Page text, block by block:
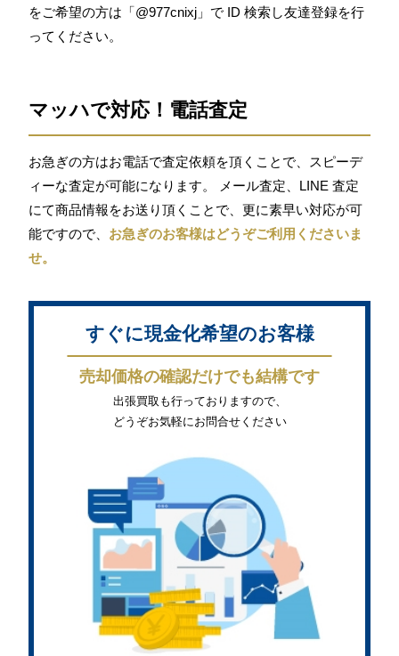
をご希望の方は「@977cnixj」で ID 検索し友達登録を行
ってください。
マッハで対応！電話査定
お急ぎの方はお電話で査定依頼を頂くことで、スピーデ
ィーな査定が可能になります。 メール査定、LINE 査定
にて商品情報をお送り頂くことで、更に素早い対応が可
能ですので、 お急ぎのお客様はどうぞご利用くださいま
せ。
すぐに現金化希望のお客様
売却価格の確認だけでも結構です
出張買取も行っておりますので、
どうぞお気軽にお問合せください